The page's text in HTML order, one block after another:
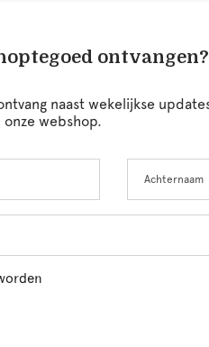
ontvangen?
naast wekelijkse
webshop.